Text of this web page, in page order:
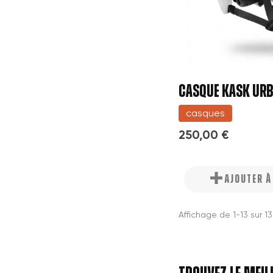
CASQUE KASK
casques
250,00 €
AJOUTER
Affichage de 1-13 sur